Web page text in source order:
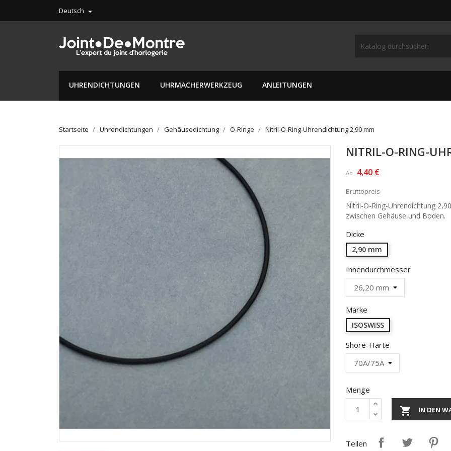
Deutsch 
UHRENDICHTUNGEN UHRMACHERWERKZEUG ANLEITUNGEN
Startseite Uhrendichtungen Gehäusedichtung O-Ringe Nitril-O-Ring-Uhrendichtung 2,90 mm
NITRIL-O-RING-
Ab 4,40 €
Bruttopreis
Nitril-O-Ring-Uhrendichtung
zwischen Gehäuse und Boden.
Dicke
2,90 mm
Innendurchmesser
Marke
ISOSWISS
Shore-Härte
Menge
 IN DEN
Teilen